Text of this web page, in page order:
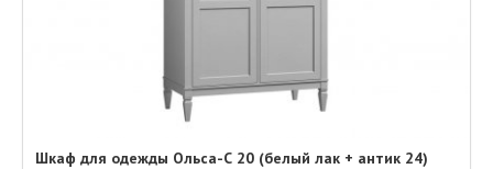
Шкаф для одежды Ольса-С 20 (белый лак + антик 24)